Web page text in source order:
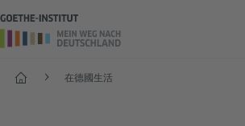
首頁 在德國生活